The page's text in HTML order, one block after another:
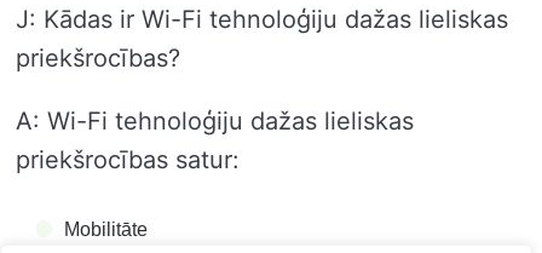
J: Kādas ir Wi-Fi tehnoloģiju dažas lieliskas
priekšrocības?
A: Wi-Fi tehnoloģiju dažas lieliskas
priekšrocības satur:
Mobilitāte